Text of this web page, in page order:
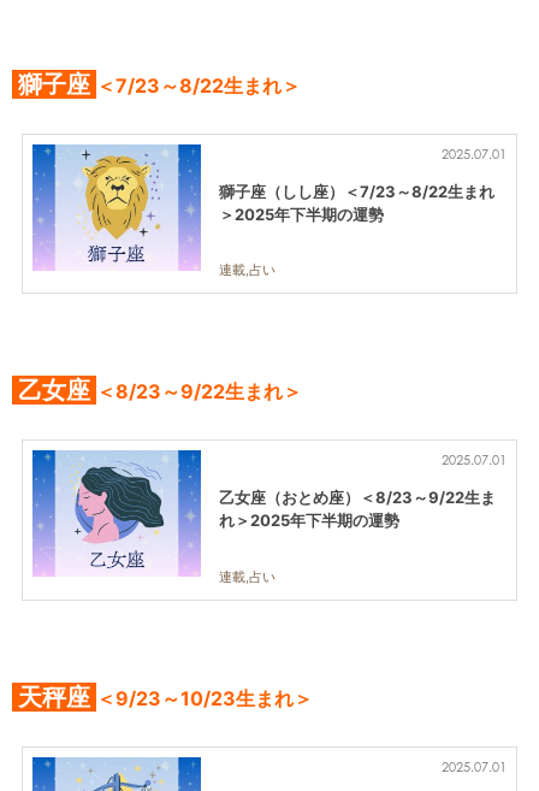
獅子座 ＜7/23～8/22生まれ＞
2025.07.01
獅子座（しし座）＜7/23～8/22生まれ
＞2025年下半期の運勢
連載,占い
乙女座 ＜8/23～9/22生まれ＞
2025.07.01
乙女座（おとめ座）＜8/23～9/22生ま
れ＞2025年下半期の運勢
連載,占い
天秤座 ＜9/23～10/23生まれ＞
2025.07.01